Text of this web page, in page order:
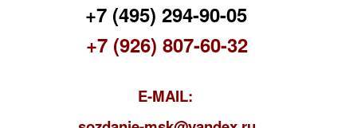
+7 (495) 294-90-05
+7 (926) 807-60-32
E-MAIL: